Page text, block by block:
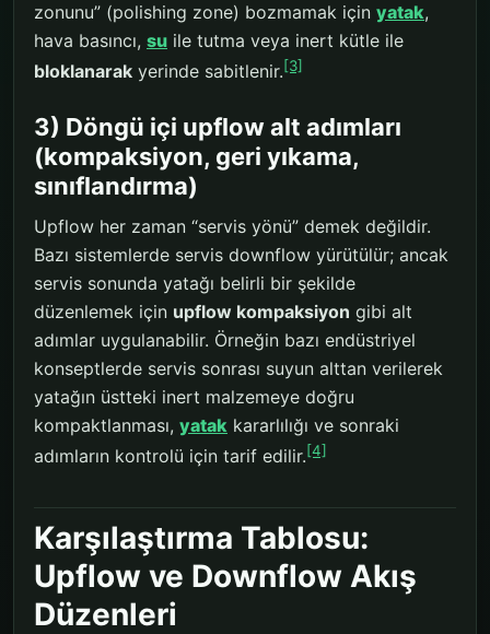
zonunu” (polishing zone) bozmamak için yatak,
hava basıncı, su ile tutma veya inert kütle ile
bloklanarak yerinde sabitlenir.[3]
3) Döngü içi upflow alt adımları
(kompaksiyon, geri yıkama,
sınıflandırma)
Upflow her zaman “servis yönü” demek değildir.
Bazı sistemlerde servis downflow yürütülür; ancak
servis sonunda yatağı belirli bir şekilde
düzenlemek için upflow kompaksiyon gibi alt
adımlar uygulanabilir. Örneğin bazı endüstriyel
konseptlerde servis sonrası suyun alttan verilerek
yatağın üstteki inert malzemeye doğru
kompaktlanması, yatak kararlılığı ve sonraki
adımların kontrolü için tarif edilir.[4]
Karşılaştırma Tablosu:
Upflow ve Downflow Akış
Düzenleri